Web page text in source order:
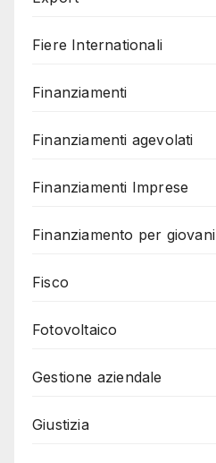
Fiere Internationali
Finanziamenti
Finanziamenti agevolati
Finanziamenti Imprese
Finanziamento per giovani
Fisco
Fotovoltaico
Gestione aziendale
Giustizia